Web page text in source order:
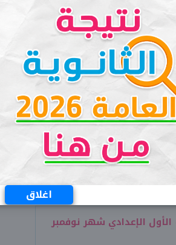
اغلاق
الثاني الإعدادي شهر
علوم للصف السادس
الثاني الإعدادي شهر
الإعدادي شهر نوفمبر